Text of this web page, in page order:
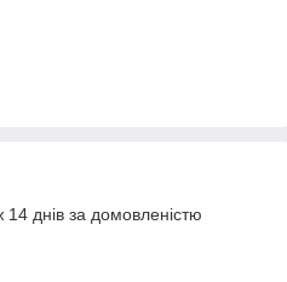
днів за домовленістю